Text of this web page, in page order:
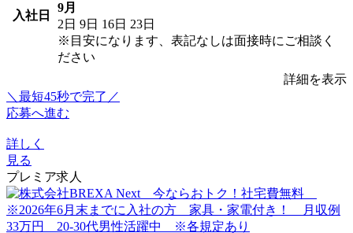
入社日
9月
2日 9日 16日 23日
※目安になります、表記なしは面接時にご相談く
ださい
詳細を表示
＼最短45秒で完了／
応募へ進む
詳しく
見る
プレミア求人